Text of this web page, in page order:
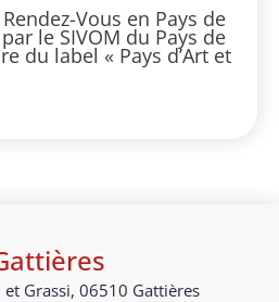
Vous en Pays de
le SIVOM du Pays de
du label « Pays d’Art et
Grassi, 06510 Gattières